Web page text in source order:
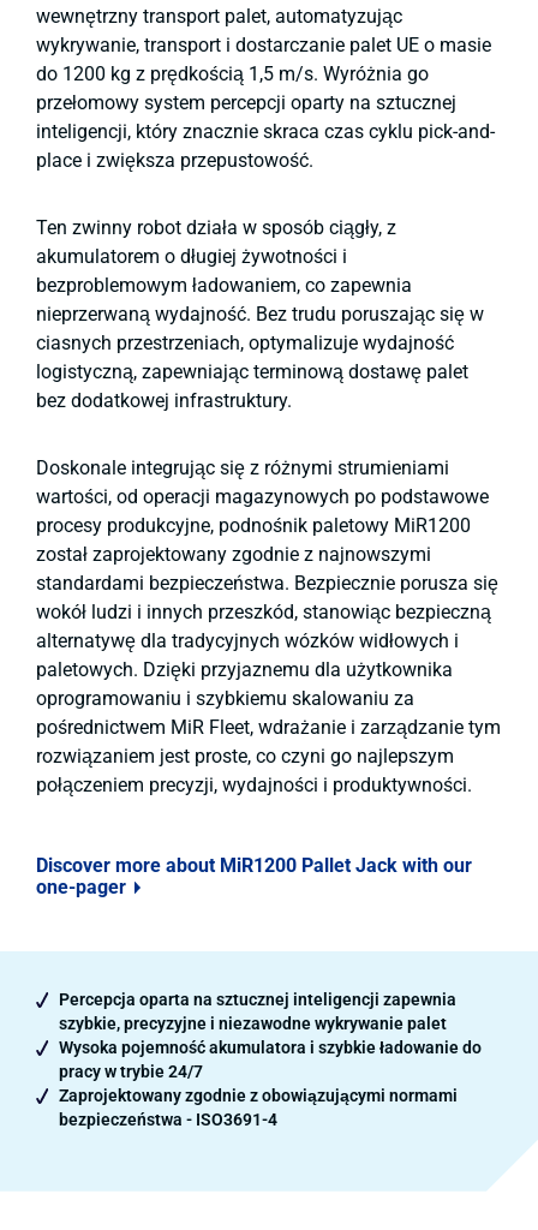
wewnętrzny transport palet, automatyzując
wykrywanie, transport i dostarczanie palet UE o masie
do 1200 kg z prędkością 1,5 m/s. Wyróżnia go
przełomowy system percepcji oparty na sztucznej
inteligencji, który znacznie skraca czas cyklu pick-and-
place i zwiększa przepustowość.
Ten zwinny robot działa w sposób ciągły, z
akumulatorem o długiej żywotności i
bezproblemowym ładowaniem, co zapewnia
nieprzerwaną wydajność. Bez trudu poruszając się w
ciasnych przestrzeniach, optymalizuje wydajność
logistyczną, zapewniając terminową dostawę palet
bez dodatkowej infrastruktury.
Doskonale integrując się z różnymi strumieniami
wartości, od operacji magazynowych po podstawowe
procesy produkcyjne, podnośnik paletowy MiR1200
został zaprojektowany zgodnie z najnowszymi
standardami bezpieczeństwa. Bezpiecznie porusza się
wokół ludzi i innych przeszkód, stanowiąc bezpieczną
alternatywę dla tradycyjnych wózków widłowych i
paletowych. Dzięki przyjaznemu dla użytkownika
oprogramowaniu i szybkiemu skalowaniu za
pośrednictwem MiR Fleet, wdrażanie i zarządzanie tym
rozwiązaniem jest proste, co czyni go najlepszym
połączeniem precyzji, wydajności i produktywności.
Discover more about MiR1200 Pallet Jack with our
one-pager
Percepcja oparta na sztucznej inteligencji zapewnia
szybkie, precyzyjne i niezawodne wykrywanie palet
Wysoka pojemność akumulatora i szybkie ładowanie do
pracy w trybie 24/7
Zaprojektowany zgodnie z obowiązującymi normami
bezpieczeństwa - ISO3691-4